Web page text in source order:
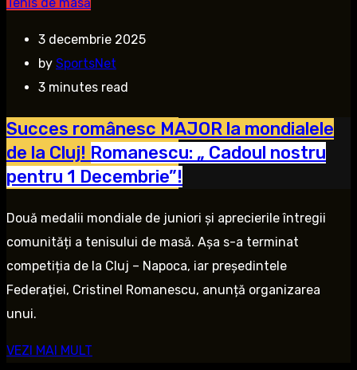
3 decembrie 2025
by SportsNet
3 minutes read
Succes românesc MAJOR la mondialele
de la Cluj! Romanescu: „ Cadoul nostru
pentru 1 Decembrie”!
Două medalii mondiale de juniori și aprecierile întregii
comunități a tenisului de masă. Așa s-a terminat
competiția de la Cluj – Napoca, iar președintele
Federației, Cristinel Romanescu, anunță organizarea
unui.
VEZI MAI MULT